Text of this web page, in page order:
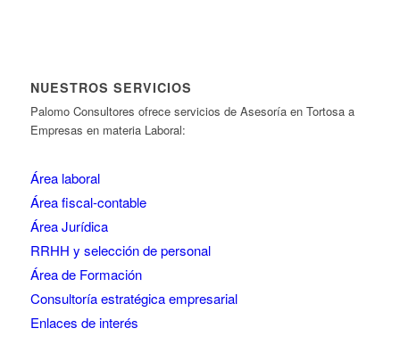
NUESTROS SERVICIOS
Palomo Consultores ofrece servicios de Asesoría en Tortosa a
Empresas en materia Laboral:
Área laboral
Área fiscal-contable
Área Jurídica
RRHH y selección de personal
Área de Formación
Consultoría estratégica empresarial
Enlaces de interés